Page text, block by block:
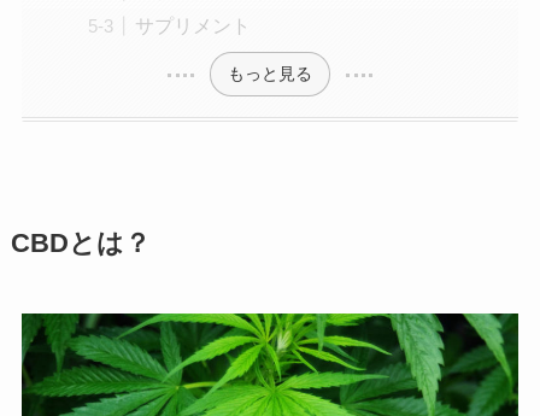
サプリメント
もっと見る
CBDとは？